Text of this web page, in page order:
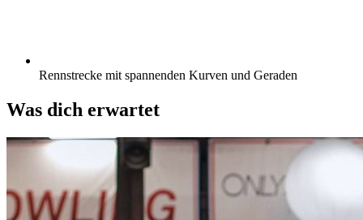
Rennstrecke mit spannenden Kurven und Geraden
Was dich erwartet